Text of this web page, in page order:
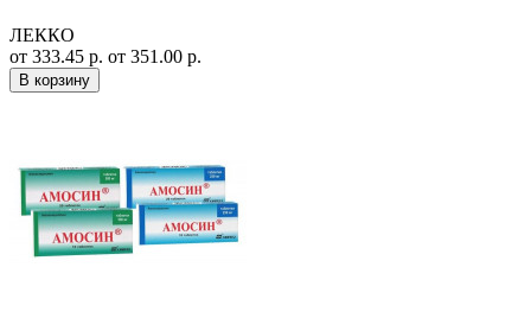
ЛЕККО
от 333.45 р. от 351.00 р.
В корзину